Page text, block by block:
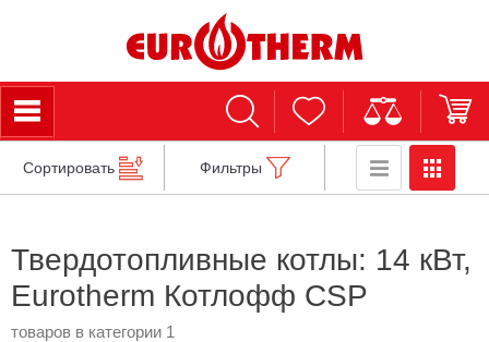
Сортировать Фильтры
Твердотопливные котлы: 14 кВт,
Eurotherm Котлофф CSP
товаров в категории 1